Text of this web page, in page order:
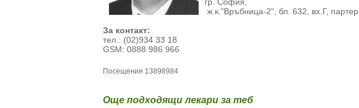
ж.к."Връбница-2", бл. 632, вх.Г, партер
За контакт:
тел.: (02)934 33 18
GSM: 0888 986 966
Посещения 13898984
Още подходящи лекари за теб